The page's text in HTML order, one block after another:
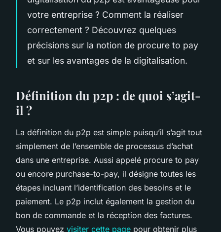
votre entreprise ? Comment la réaliser
correctement ? Découvrez quelques
précisions sur la notion de procure to pay
et sur les avantages de la digitalisation.
Définition du p2p : de quoi s’agit-
il ?
La définition du p2p est simple puisqu’il s’agit tout
simplement de l’ensemble de processus d’achat
dans une entreprise. Aussi appelé procure to pay
ou encore purchase-to-pay, il désigne toutes les
étapes incluant l’identification des besoins et le
paiement. Le p2p inclut également la gestion du
bon de commande et la réception des factures.
Vous pouvez visiter cette page pour obtenir plus